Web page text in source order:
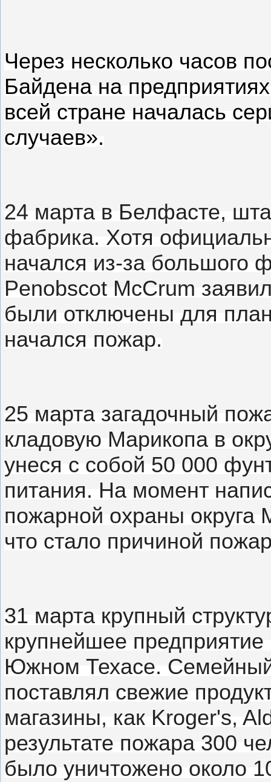
Через несколько часов
Байдена на
всей стране началась
случаев».
24 марта в Белфасте,
фабрика. Хотя
начался из-за большого
Penobscot McCrum
были отключены для
начался пожар.
25 марта загадочный
кладовую Марикопа в
унеся с собой 50 000
питания. На момент
пожарной охраны
что стало причиной
31 марта крупный
крупнейшее предприятие
Южном Техасе.
поставлял свежие
магазины, как Kroger's,
результате пожара 300
было уничтожено около